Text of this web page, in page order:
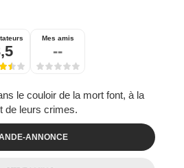
Mes amis
--
le couloir de la mort font, à la
de leurs crimes.
ANNONCE